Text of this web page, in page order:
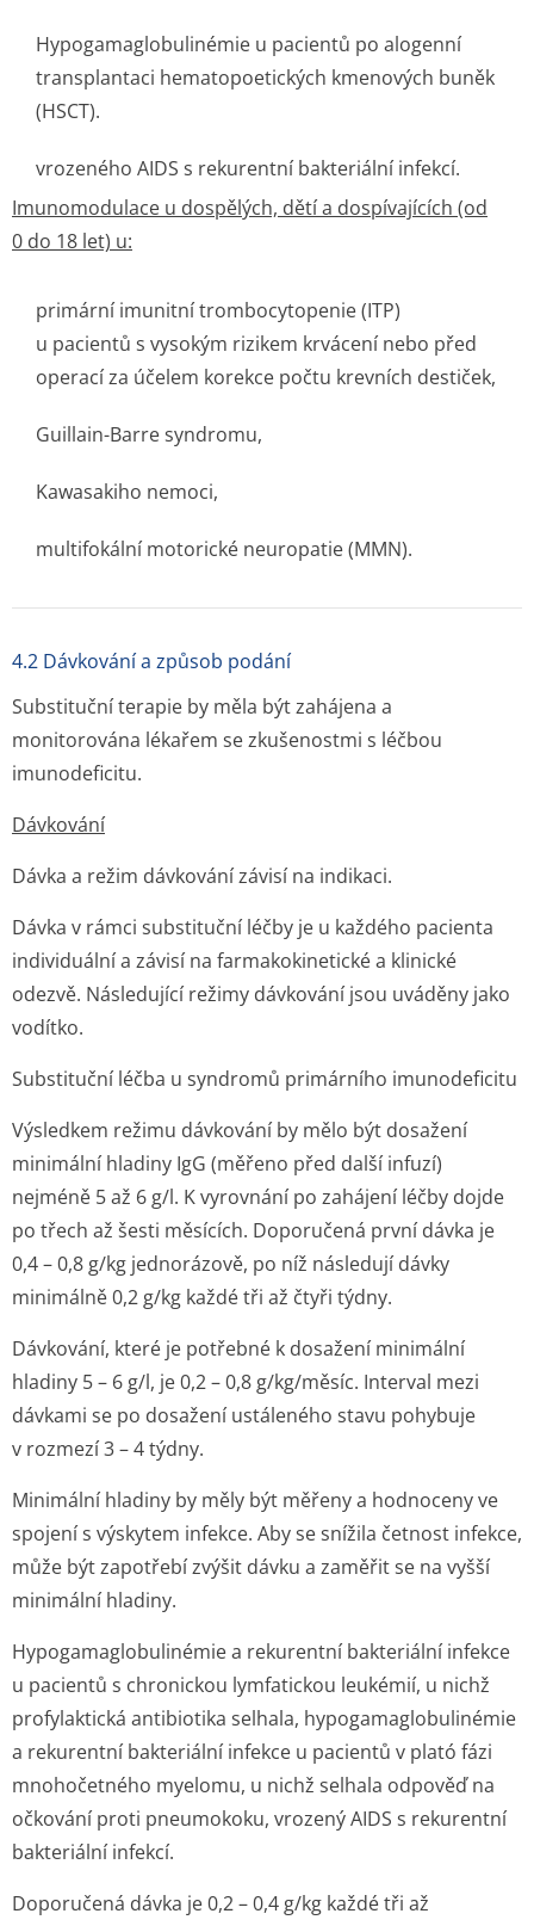
Hypogamaglobu­linémie u pacientů po alogenní
transplantaci hematopoetických kmenových buněk
(HSCT).
vrozeného AIDS s rekurentní bakteriální infekcí.
Imunomodulace u dospělých, dětí a dospívajících (od
0 do 18 let) u:
primární imunitní trombocytopenie (ITP)
u pacientů s vysokým rizikem krvácení nebo před
operací za účelem korekce počtu krevních destiček,
Guillain-Barre syndromu,
Kawasakiho nemoci,
multifokální motorické neuropatie (MMN).
4.2 Dávkování a způsob podání
Substituční terapie by měla být zahájena a
monitorována lékařem se zkušenostmi s léčbou
imunodeficitu.
Dávkování
Dávka a režim dávkování závisí na indikaci.
Dávka v rámci substituční léčby je u každého pacienta
individuální a závisí na farmakokinetické a klinické
odezvě. Následující režimy dávkování jsou uváděny jako
vodítko.
Substituční léčba u syndromů primárního imunodeficitu
Výsledkem režimu dávkování by mělo být dosažení
minimální hladiny IgG (měřeno před další infuzí)
nejméně 5 až 6 g/l. K vyrovnání po zahájení léčby dojde
po třech až šesti měsících. Doporučená první dávka je
0,4 – 0,8 g/kg jednorázově, po níž následují dávky
minimálně 0,2 g/kg každé tři až čtyři týdny.
Dávkování, které je potřebné k dosažení minimální
hladiny 5 – 6 g/l, je 0,2 – 0,8 g/kg/měsíc. Interval mezi
dávkami se po dosažení ustáleného stavu pohybuje
v rozmezí 3 – 4 týdny.
Minimální hladiny by měly být měřeny a hodnoceny ve
spojení s výskytem infekce. Aby se snížila četnost infekce,
může být zapotřebí zvýšit dávku a zaměřit se na vyšší
minimální hladiny.
Hypogamaglobu­linémie a rekurentní bakteriální infekce
u pacientů s chronickou lymfatickou leukémií, u nichž
profylaktická antibiotika selhala, hypogamaglobu­linémie
a rekurentní bakteriální infekce u pacientů v plató fázi
mnohočetného myelomu, u nichž selhala odpověď na
očkování proti pneumokoku, vrozený AIDS s rekurentní
bakteriální infekcí.
Doporučená dávka je 0,2 – 0,4 g/kg každé tři až